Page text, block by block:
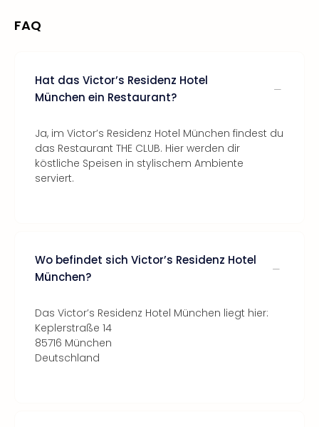
FAQ
Hat das Victor’s Residenz Hotel
München ein Restaurant?
Ja, im Victor’s Residenz Hotel München findest du
das Restaurant THE CLUB. Hier werden dir
köstliche Speisen in stylischem Ambiente
serviert.
Wo befindet sich Victor’s Residenz Hotel
München?
Das Victor’s Residenz Hotel München liegt hier:
Keplerstraße 14
85716 München
Deutschland